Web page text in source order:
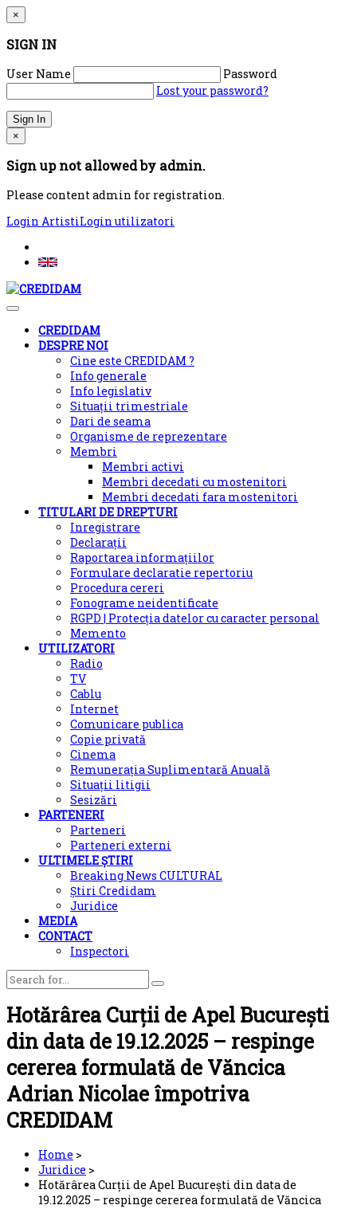
×
SIGN IN
User Name
Password
Lost your password?
×
Sign up not allowed by admin.
Please content admin for registration.
Login ArtistiLogin utilizatori
CREDIDAM
DESPRE NOI
Cine este CREDIDAM ?
Info generale
Info legislativ
Situații trimestriale
Dari de seama
Organisme de reprezentare
Membri
Membri activi
Membri decedati cu mostenitori
Membri decedati fara mostenitori
TITULARI DE DREPTURI
Inregistrare
Declarații
Raportarea informațiilor
Formulare declaratie repertoriu
Procedura cereri
Fonograme neidentificate
RGPD | Protecția datelor cu caracter personal
Memento
UTILIZATORI
Radio
TV
Cablu
Internet
Comunicare publica
Copie privată
Cinema
Remunerația Suplimentară Anuală
Situații litigii
Sesizări
PARTENERI
Parteneri
Parteneri externi
ULTIMELE ȘTIRI
Breaking News CULTURAL
Știri Credidam
Juridice
MEDIA
CONTACT
Inspectori
Hotărârea Curții de Apel București
din data de 19.12.2025 – respinge
cererea formulată de Văncica
Adrian Nicolae împotriva
CREDIDAM
Home >
Juridice >
Hotărârea Curții de Apel București din data de
19.12.2025 – respinge cererea formulată de Văncica